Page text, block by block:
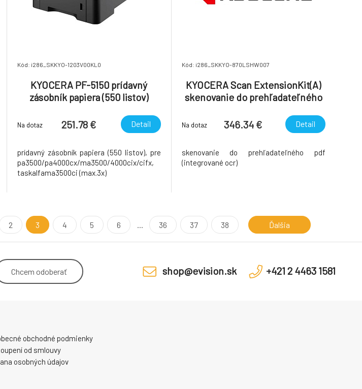
Kód: i286_SKKYO-1203V00KL0
KYOCERA PF-5150 prídavný
zásobník papiera (550 listov)
Na dotaz 251.78 € Detail
prídavný zásobník papiera (550 listov), pre
pa3500/pa4000cx/ma3500/4000cix/cifx,
taskalfama3500ci (max.3x)
Kód: i286_SKKYO-870LSHW007
KYOCERA Scan ExtensionKit(A)
skenovanie do prehľadateľného
Na dotaz 346.34 € Detail
skenovanie do prehľadateľného pdf
(integrované ocr)
2 3 4 5 6 ... 36 37 38 Ďalšia
Chcem odoberať shop@evision.sk +421 2 4463 1581
obchodné podmienky
od smlouvy
osobných údajov